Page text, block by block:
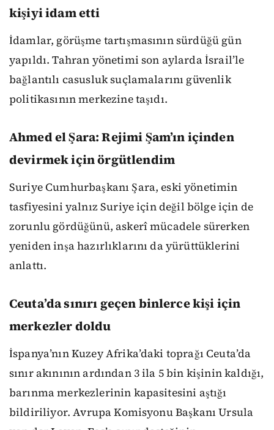
kişiyi idam etti
İdamlar, görüşme tartışmasının sürdüğü gün
yapıldı. Tahran yönetimi son aylarda İsrail’le
bağlantılı casusluk suçlamalarını güvenlik
politikasının merkezine taşıdı.
Ahmed el Şara: Rejimi Şam’ın içinden
devirmek için örgütlendim
Suriye Cumhurbaşkanı Şara, eski yönetimin
tasfiyesini yalnız Suriye için değil bölge için de
zorunlu gördüğünü, askerî mücadele sürerken
yeniden inşa hazırlıklarını da yürüttüklerini
anlattı.
Ceuta’da sınırı geçen binlerce kişi için
merkezler doldu
İspanya’nın Kuzey Afrika’daki toprağı Ceuta’da
sınır akınının ardından 3 ila 5 bin kişinin kaldığı,
barınma merkezlerinin kapasitesini aştığı
bildiriliyor. Avrupa Komisyonu Başkanı Ursula